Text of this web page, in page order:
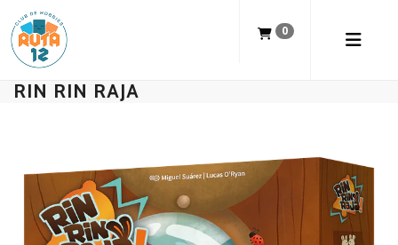
0
RIN RIN RAJA